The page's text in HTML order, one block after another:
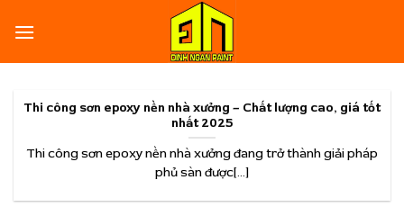
Thi công sơn epoxy nền nhà xưởng – Chất lượng cao, giá tốt
nhất 2025
Thi công sơn epoxy nền nhà xưởng đang trở thành giải pháp
phủ sàn được[...]